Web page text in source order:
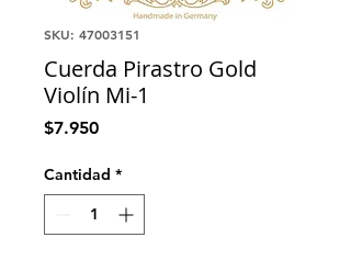
SKU: 47003151
Cuerda Pirastro Gold
Violín Mi-1
$7.950Precio
Cantidad *